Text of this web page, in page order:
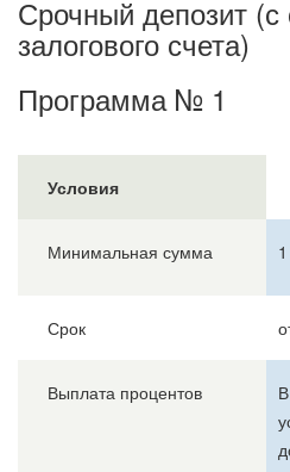
Срочный депозит (с
залогового счета)
Программа № 1
Условия
Минимальная сумма
Срок
Выплата процентов